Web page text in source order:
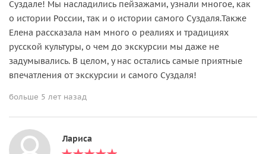
Суздале! Мы насладились пейзажами, узнали многое, как
о истории России, так и о истории самого Суздаля.Также
Елена рассказала нам много о реалиях и традициях
русской культуры, о чем до экскурсии мы даже не
задумывались. В целом, у нас остались самые приятные
впечатления от экскурсии и самого Суздаля!
больше 5 лет назад
Лариса